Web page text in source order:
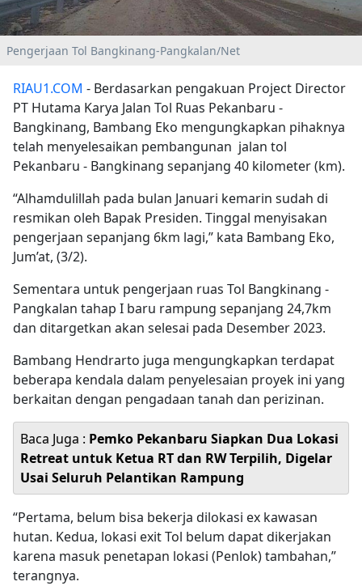
Pengerjaan Tol Bangkinang-Pangkalan/Net
RIAU1.COM - Berdasarkan pengakuan Project Director
PT Hutama Karya Jalan Tol Ruas Pekanbaru -
Bangkinang, Bambang Eko mengungkapkan pihaknya
telah menyelesaikan pembangunan jalan tol
Pekanbaru - Bangkinang sepanjang 40 kilometer (km).
“Alhamdulillah pada bulan Januari kemarin sudah di
resmikan oleh Bapak Presiden. Tinggal menyisakan
pengerjaan sepanjang 6km lagi,” kata Bambang Eko,
Jum’at, (3/2).
Sementara untuk pengerjaan ruas Tol Bangkinang -
Pangkalan tahap I baru rampung sepanjang 24,7km
dan ditargetkan akan selesai pada Desember 2023.
Bambang Hendrarto juga mengungkapkan terdapat
beberapa kendala dalam penyelesaian proyek ini yang
berkaitan dengan pengadaan tanah dan perizinan.
Baca Juga : Pemko Pekanbaru Siapkan Dua Lokasi
Retreat untuk Ketua RT dan RW Terpilih, Digelar
Usai Seluruh Pelantikan Rampung
“Pertama, belum bisa bekerja dilokasi ex kawasan
hutan. Kedua, lokasi exit Tol belum dapat dikerjakan
karena masuk penetapan lokasi (Penlok) tambahan,”
terangnya.